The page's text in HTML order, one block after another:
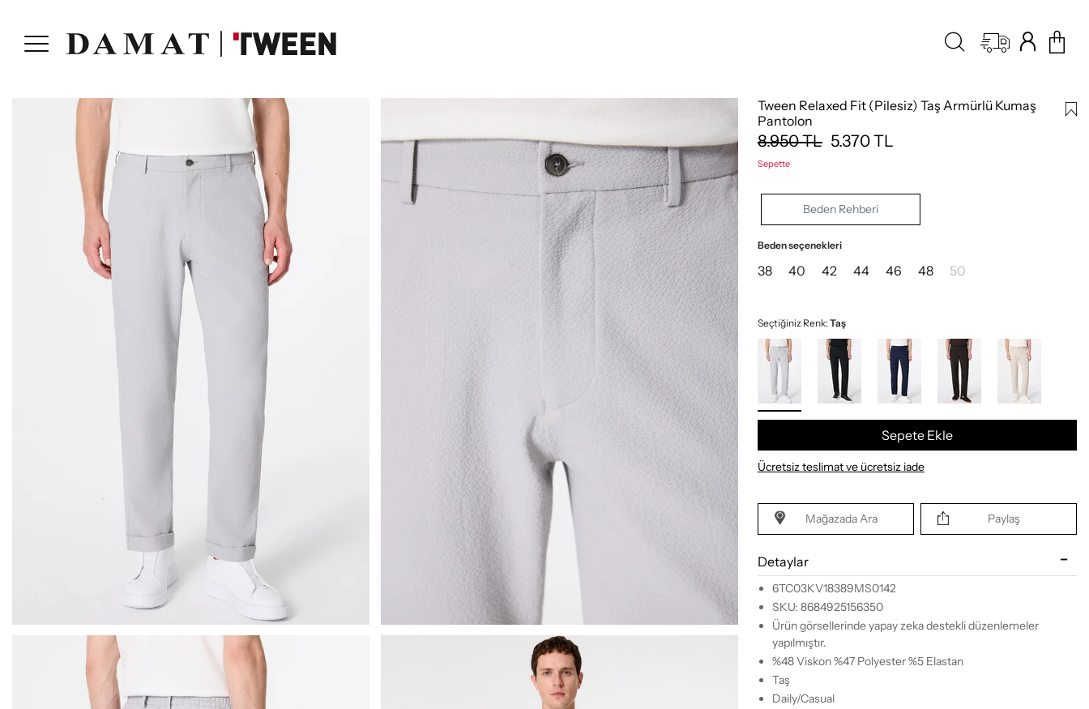
Tween Relaxed Fit (Pilesiz) Taş Armürlü Kumaş
Pantolon
8.950TL 5.370TL
Sepette
Beden Rehberi
Beden seçenekleri
38 40 42 44 46 48 50
Seçtiğiniz Renk:Taş
Sepete Ekle
Ücretsiz teslimat ve ücretsiz iade
Mağazada Ara Paylaş
Detaylar
6TC03KV18389MS0142
SKU: 8684925156350
Ürün görsellerinde yapay zeka destekli düzenlemeler
yapılmıştır.
%48 Viskon %47 Polyester %5 Elastan
Taş
Daily/Casual